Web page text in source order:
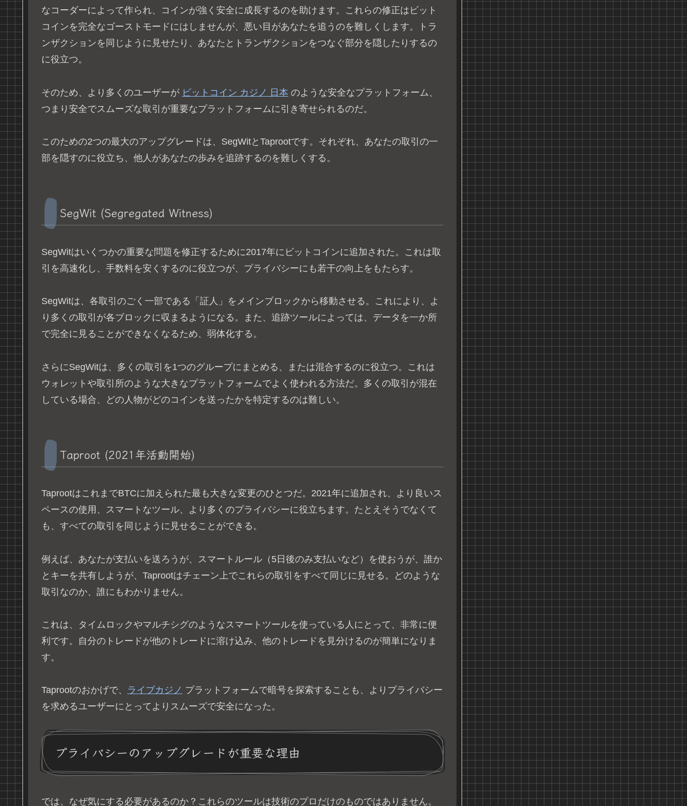
なコーダーによって作られ、コインが強く安全に成長するのを助けます。これらの修正はビット
コインを完全なゴーストモードにはしませんが、悪い目があなたを追うのを難しくします。トラ
ンザクションを同じように見せたり、あなたとトランザクションをつなぐ部分を隠したりするの
に役立つ。
そのため、より多くのユーザーが ビットコイン カジノ 日本 のような安全なプラットフォーム、
つまり安全でスムーズな取引が重要なプラットフォームに引き寄せられるのだ。
このための2つの最大のアップグレードは、SegWitとTaprootです。それぞれ、あなたの取引の一
部を隠すのに役立ち、他人があなたの歩みを追跡するのを難しくする。
SegWit (Segregated Witness)
SegWitはいくつかの重要な問題を修正するために2017年にビットコインに追加された。これは取
引を高速化し、手数料を安くするのに役立つが、プライバシーにも若干の向上をもたらす。
SegWitは、各取引のごく一部である「証人」をメインブロックから移動させる。これにより、よ
り多くの取引が各ブロックに収まるようになる。また、追跡ツールによっては、データを一か所
で完全に見ることができなくなるため、弱体化する。
さらにSegWitは、多くの取引を1つのグループにまとめる、または混合するのに役立つ。これは
ウォレットや取引所のような大きなプラットフォームでよく使われる方法だ。多くの取引が混在
している場合、どの人物がどのコインを送ったかを特定するのは難しい。
Taproot (2021年活動開始)
TaprootはこれまでBTCに加えられた最も大きな変更のひとつだ。2021年に追加され、より良いス
ペースの使用、スマートなツール、より多くのプライバシーに役立ちます。たとえそうでなくて
も、すべての取引を同じように見せることができる。
例えば、あなたが支払いを送ろうが、スマートルール（5日後のみ支払いなど）を使おうが、誰か
とキーを共有しようが、Taprootはチェーン上でこれらの取引をすべて同じに見せる。どのような
取引なのか、誰にもわかりません。
これは、タイムロックやマルチシグのようなスマートツールを使っている人にとって、非常に便
利です。自分のトレードが他のトレードに溶け込み、他のトレードを見分けるのが簡単になりま
す。
Taprootのおかげで、 ライブカジノ プラットフォームで暗号を探索することも、よりプライバシー
を求めるユーザーにとってよりスムーズで安全になった。
プライバシーのアップグレードが重要な理由
では、なぜ気にする必要があるのか？これらのツールは技術のプロだけのものではありません。